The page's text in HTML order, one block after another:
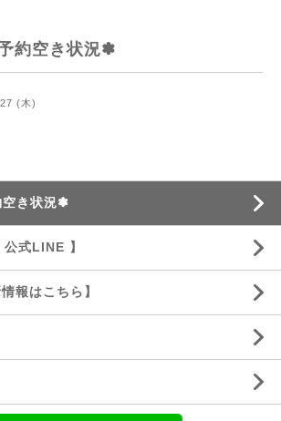
約空き状況✽
(木)
き状況✽
式LINE 】
報はこちら】